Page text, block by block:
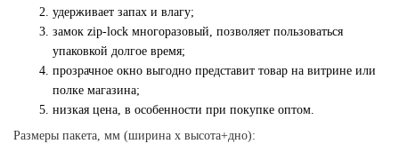
удерживает запах и влагу;
замок zip-lock многоразовый, позволяет пользоваться
упаковкой долгое время;
прозрачное окно выгодно представит товар на витрине или
полке магазина;
низкая цена, в особенности при покупке оптом.
Размеры пакета, мм (ширина х высота+дно):